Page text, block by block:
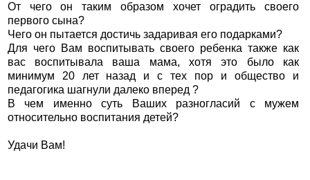
От чего он таким образом хочет оградить своего
первого сына?
Чего он пытается достичь задаривая его подарками?
Для чего Вам воспитывать своего ребенка также как
вас воспитывала ваша мама, хотя это было как
минимум 20 лет назад и с тех пор и общество и
педагогика шагнули далеко вперед ?
В чем именно суть Ваших разногласий с мужем
относительно воспитания детей?
Удачи Вам!